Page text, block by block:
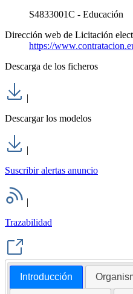
S4833001C - Educación
Dirección web de Licitación
https://
Descarga de los ficheros
|
Descargar los modelos
|
Suscribir alertas anuncio
|
Trazabilidad
Introducción